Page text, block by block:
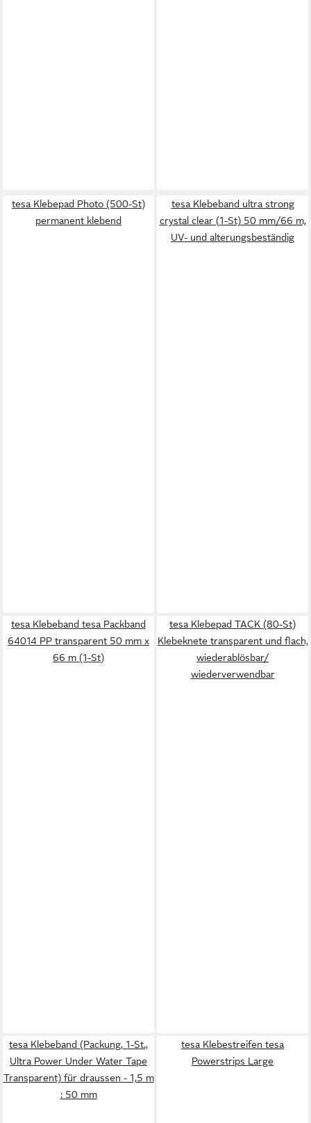
tesa Klebepad Photo (500-St)
permanent klebend
tesa Klebeband ultra strong
crystal clear (1-St) 50 mm/66 m,
UV- und alterungsbeständig
tesa Klebeband tesa Packband
64014 PP transparent 50 mm x
66 m (1-St)
tesa Klebepad TACK (80-St)
Klebeknete transparent und flach,
wiederablösbar/
wiederverwendbar
tesa Klebeband (Packung, 1-St.,
Ultra Power Under Water Tape
Transparent) für draussen - 1,5 m
: 50 mm
tesa Klebestreifen tesa
Powerstrips Large